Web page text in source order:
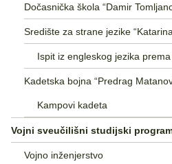
Dočasnička škola “Damir
Središte za strane jezike
Ispit iz engleskog jezika
Kadetska bojna “Predrag
Kampovi kadeta
Vojni sveučilišni studijski
Vojno inženjerstvo